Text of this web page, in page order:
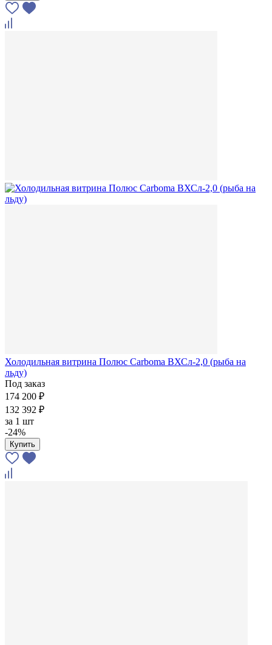
Холодильная витрина Полюс Carboma ВХСл-2,0 (рыба на
льду)
Под заказ
174 200 ₽
132 392 ₽
за 1 шт
-24%
Купить